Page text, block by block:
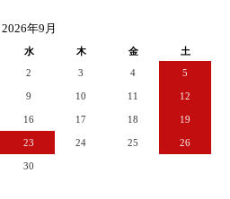
2026年9月
水 木 金
土
2 3 4 5
9 10 11 12
16 17 18 19
23 24 25 26
30